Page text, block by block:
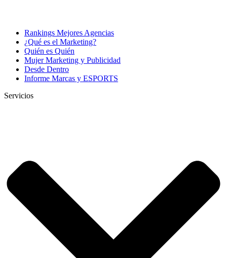
Rankings Mejores Agencias
¿Qué es el Marketing?
Quién es Quién
Mujer Marketing y Publicidad
Desde Dentro
Informe Marcas y ESPORTS
Servicios